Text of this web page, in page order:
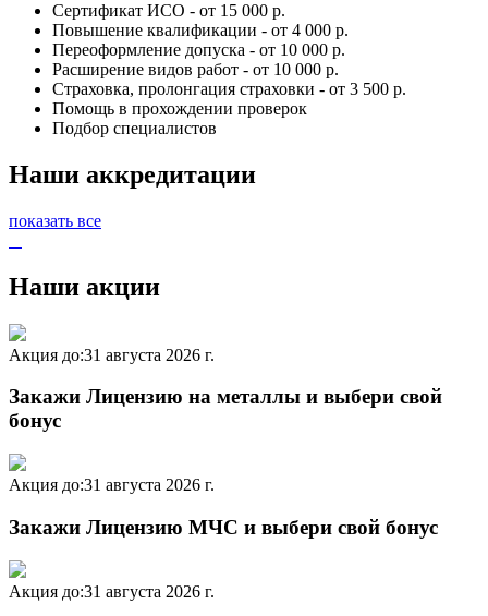
Сертификат ИСО - от 15 000 р.
Повышение квалификации - от 4 000 р.
Переоформление допуска - от 10 000 р.
Расширение видов работ - от 10 000 р.
Страховка, пролонгация страховки - от 3 500 р.
Помощь в прохождении проверок
Подбор специалистов
Наши аккредитации
показать все
Наши акции
Акция до:31 августа 2026 г.
Закажи Лицензию на металлы и выбери свой
бонус
Акция до:31 августа 2026 г.
Закажи Лицензию МЧС и выбери свой бонус
Акция до:31 августа 2026 г.